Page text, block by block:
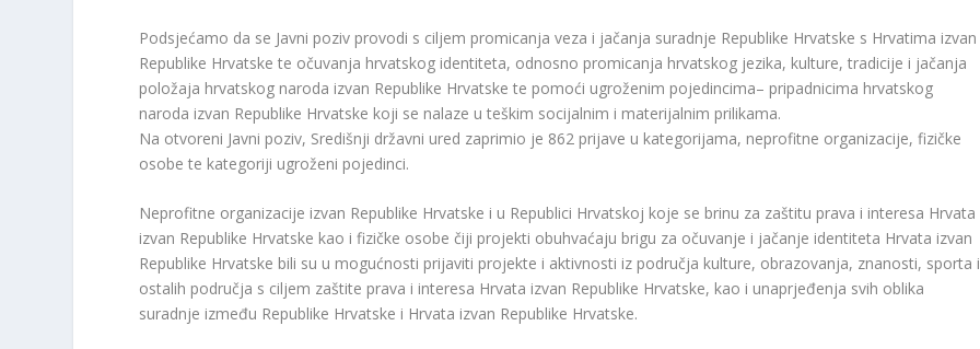
Podsjećamo da se Javni poziv provodi s ciljem promicanja veza i jačanja suradnje Republike Hrvatske s Hrvatima izvan
Republike Hrvatske te očuvanja hrvatskog identiteta, odnosno promicanja hrvatskog jezika, kulture, tradicije i jačanja
položaja hrvatskog naroda izvan Republike Hrvatske te pomoći ugroženim pojedincima– pripadnicima hrvatskog
naroda izvan Republike Hrvatske koji se nalaze u teškim socijalnim i materijalnim prilikama.
Na otvoreni Javni poziv, Središnji državni ured zaprimio je 862 prijave u kategorijama, neprofitne organizacije, fizičke
osobe te kategoriji ugroženi pojedinci.
Neprofitne organizacije izvan Republike Hrvatske i u Republici Hrvatskoj koje se brinu za zaštitu prava i interesa Hrvata
izvan Republike Hrvatske kao i fizičke osobe čiji projekti obuhvaćaju brigu za očuvanje i jačanje identiteta Hrvata izvan
Republike Hrvatske bili su u mogućnosti prijaviti projekte i aktivnosti iz područja kulture, obrazovanja, znanosti, sporta i
ostalih područja s ciljem zaštite prava i interesa Hrvata izvan Republike Hrvatske, kao i unaprjeđenja svih oblika
suradnje između Republike Hrvatske i Hrvata izvan Republike Hrvatske.